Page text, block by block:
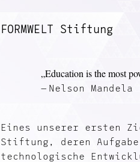
FORMWELT Stiftung
„Education is the most
Nelson Mandela
Eines unserer ersten
Stiftung, deren
technologische